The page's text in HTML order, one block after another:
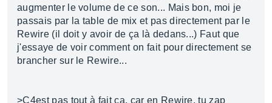
augmenter le volume de ce son... Mais bon, moi je
passais par la table de mix et pas directement par le
Rewire (il doit y avoir de ça là dedans...) Faut que
j'essaye de voir comment on fait pour directement se
brancher sur le Rewire...
>C4est pas tout à fait ça, car en Rewire, tu zap